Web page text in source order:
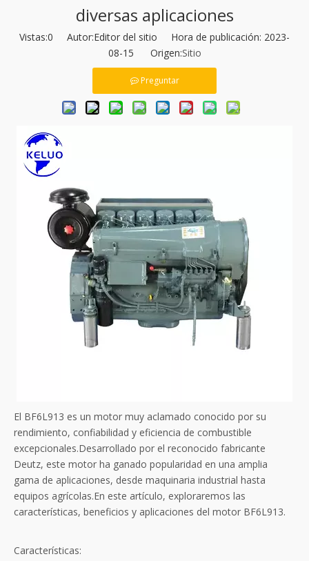
diversas aplicaciones
Vistas:0 Autor:Editor del sitio Hora de publicación: 2023-
08-15 Origen:Sitio
Preguntar
El BF6L913 es un motor muy aclamado conocido por su
rendimiento, confiabilidad y eficiencia de combustible
excepcionales.Desarrollado por el reconocido fabricante
Deutz, este motor ha ganado popularidad en una amplia
gama de aplicaciones, desde maquinaria industrial hasta
equipos agrícolas.En este artículo, exploraremos las
características, beneficios y aplicaciones del motor BF6L913.
Características: